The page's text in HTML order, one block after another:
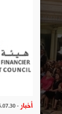
أخبار - 2026.07.30